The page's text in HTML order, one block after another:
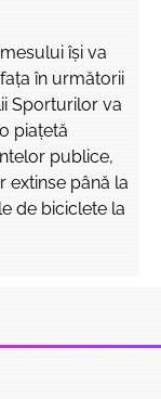
își va
în următorii
Sporturilor va
piațetă
publice,
extinse până la
de biciclete la